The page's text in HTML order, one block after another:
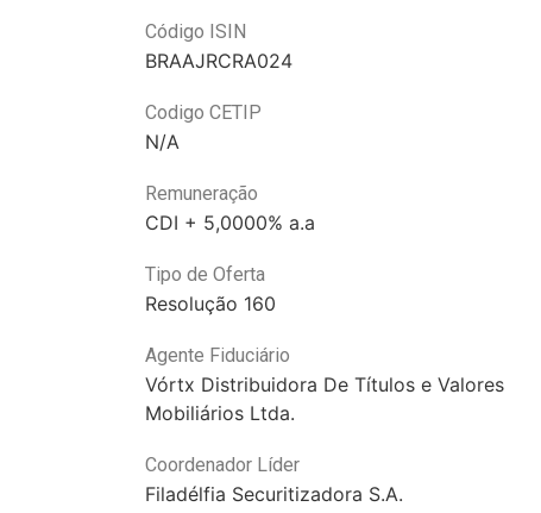
Código ISIN
BRAAJRCRA024
Codigo CETIP
N/A
Remuneração
CDI + 5,0000% a.a
Tipo de Oferta
Resolução 160
Agente Fiduciário
Vórtx Distribuidora De Títulos e Valores
Mobiliários Ltda.
Coordenador Líder
Filadélfia Securitizadora S.A.